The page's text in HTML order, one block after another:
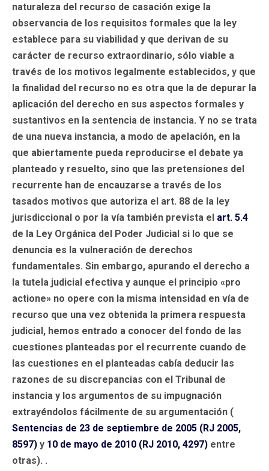
naturaleza del recurso de casación exige la
observancia de los requisitos formales que la ley
establece para su viabilidad y que derivan de su
carácter de recurso extraordinario, sólo viable a
través de los motivos legalmente establecidos, y que
la finalidad del recurso no es otra que la de depurar la
aplicación del derecho en sus aspectos formales y
sustantivos en la sentencia de instancia. Y no se trata
de una nueva instancia, a modo de apelación, en la
que abiertamente pueda reproducirse el debate ya
planteado y resuelto, sino que las pretensiones del
recurrente han de encauzarse a través de los
tasados motivos que autoriza el art. 88 de la ley
jurisdiccional o por la vía también prevista el art. 5.4
de la Ley Orgánica del Poder Judicial si lo que se
denuncia es la vulneración de derechos
fundamentales. Sin embargo, apurando el derecho a
la tutela judicial efectiva y aunque el principio «pro
actione» no opere con la misma intensidad en vía de
recurso que una vez obtenida la primera respuesta
judicial, hemos entrado a conocer del fondo de las
cuestiones planteadas por el recurrente cuando de
las cuestiones en el planteadas cabía deducir las
razones de su discrepancias con el Tribunal de
instancia y los argumentos de su impugnación
extrayéndolos fácilmente de su argumentación (
Sentencias de 23 de septiembre de 2005 (RJ 2005,
8597) y 10 de mayo de 2010 (RJ 2010, 4297) entre
otras). .